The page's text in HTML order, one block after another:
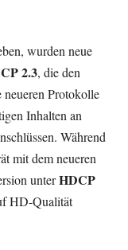
wurden neue
2.3, die den
neueren Protokolle
Inhalten an
Während
mit dem neueren
unterHDCP
HD-Qualität